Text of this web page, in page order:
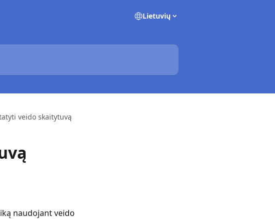
Lietuvių
veido skaitytuvą
naudojant veido